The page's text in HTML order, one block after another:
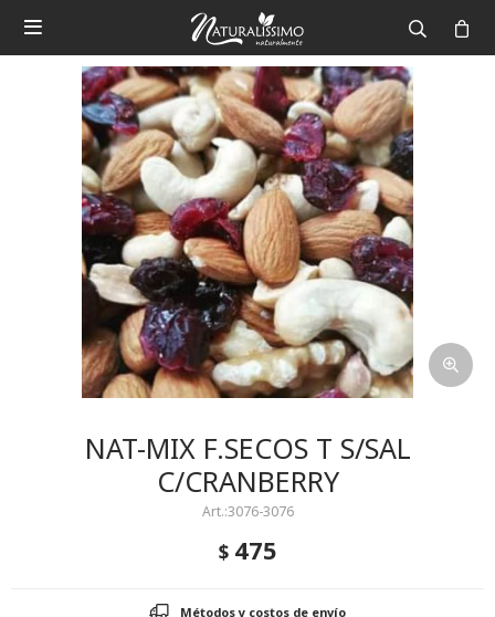

NAT-MIX F.SECOS T S/SAL
C/CRANBERRY
3076-3076
$ 475
Métodos y costos de envío